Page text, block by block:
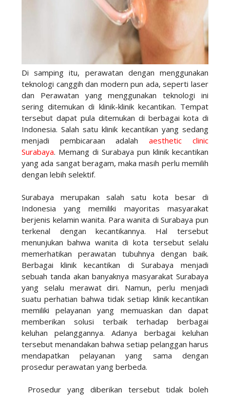
Di samping itu, perawatan dengan menggunakan
teknologi canggih dan modern pun ada, seperti laser
dan Perawatan yang menggunakan teknologi ini
sering ditemukan di klinik-klinik kecantikan. Tempat
tersebut dapat pula ditemukan di berbagai kota di
Indonesia. Salah satu klinik kecantikan yang sedang
menjadi pembicaraan adalahaesthetic clinic
Surabaya. Memang di Surabaya pun klinik kecantikan
yang ada sangat beragam, maka masih perlu memilih
dengan lebih selektif.
Surabaya merupakan salah satu kota besar di
Indonesia yang memiliki mayoritas masyarakat
berjenis kelamin wanita. Para wanita di Surabaya pun
terkenal dengan kecantikannya. Hal tersebut
menunjukan bahwa wanita di kota tersebut selalu
memerhatikan perawatan tubuhnya dengan baik.
Berbagai klinik kecantikan di Surabaya menjadi
sebuah tanda akan banyaknya masyarakat Surabaya
yang selalu merawat diri. Namun, perlu menjadi
suatu perhatian bahwa tidak setiap klinik kecantikan
memiliki pelayanan yang memuaskan dan dapat
memberikan solusi terbaik terhadap berbagai
keluhan pelanggannya. Adanya berbagai keluhan
tersebut menandakan bahwa setiap pelanggan harus
mendapatkan pelayanan yang sama dengan
prosedur perawatan yang berbeda.
Prosedur yang diberikan tersebut tidak boleh